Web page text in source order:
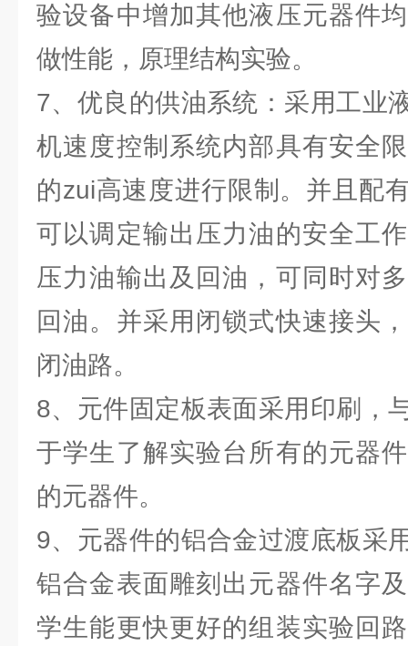
验设备中增加其他液压元器件
做性能，原理结构实验。
7、优良的供油系统：采用工业
机速度控制系统内部具有安全
的zui高速度进行限制。并且配
可以调定输出压力油的安全工
压力油输出及回油，可同时对
回油。并采用闭锁式快速接头
闭油路。
8、元件固定板表面采用印刷，
于学生了解实验台所有的元器
的元器件。
9、元器件的铝合金过渡底板采
铝合金表面雕刻出元器件名字
学生能更快更好的组装实验回